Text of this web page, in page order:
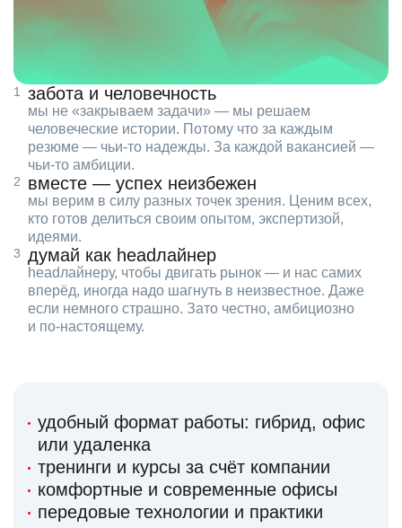
забота и человечность
мы не «закрываем задачи» — мы решаем
человеческие истории. Потому что за каждым
резюме — чьи‑то надежды. За каждой вакансией —
чьи‑то амбиции.
вместе — успех неизбежен
мы верим в силу разных точек зрения. Ценим всех,
кто готов делиться своим опытом, экспертизой,
идеями.
думай как headлайнер
headлайнеру, чтобы двигать рынок — и нас самих
вперёд, иногда надо шагнуть в неизвестное. Даже
если немного страшно. Зато честно, амбициозно
и по‑настоящему.
удобный формат работы: гибрид, офис
или удаленка
тренинги и курсы за счёт компании
комфортные и современные офисы
передовые технологии и практики